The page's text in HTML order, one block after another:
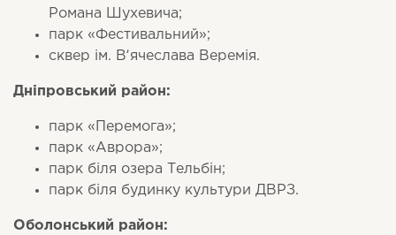
Романа Шухевича;
парк «Фестивальний»;
сквер ім. Вʼячеслава Веремія.
Дніпровський район:
парк «Перемога»;
парк «Аврора»;
парк біля озера Тельбін;
парк біля будинку культури ДВРЗ.
Оболонський район: